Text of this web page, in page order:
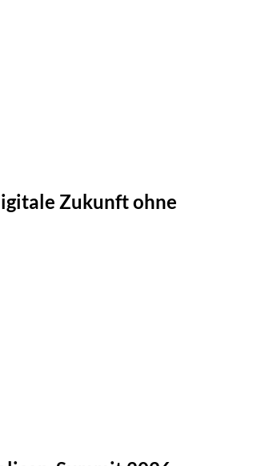
Zukunft ohne